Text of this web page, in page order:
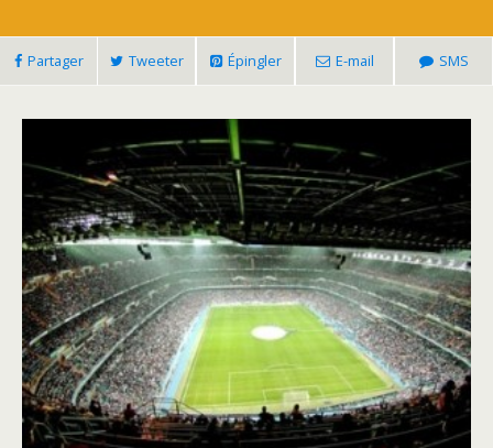
Partager Tweeter Épingler E-mail SMS